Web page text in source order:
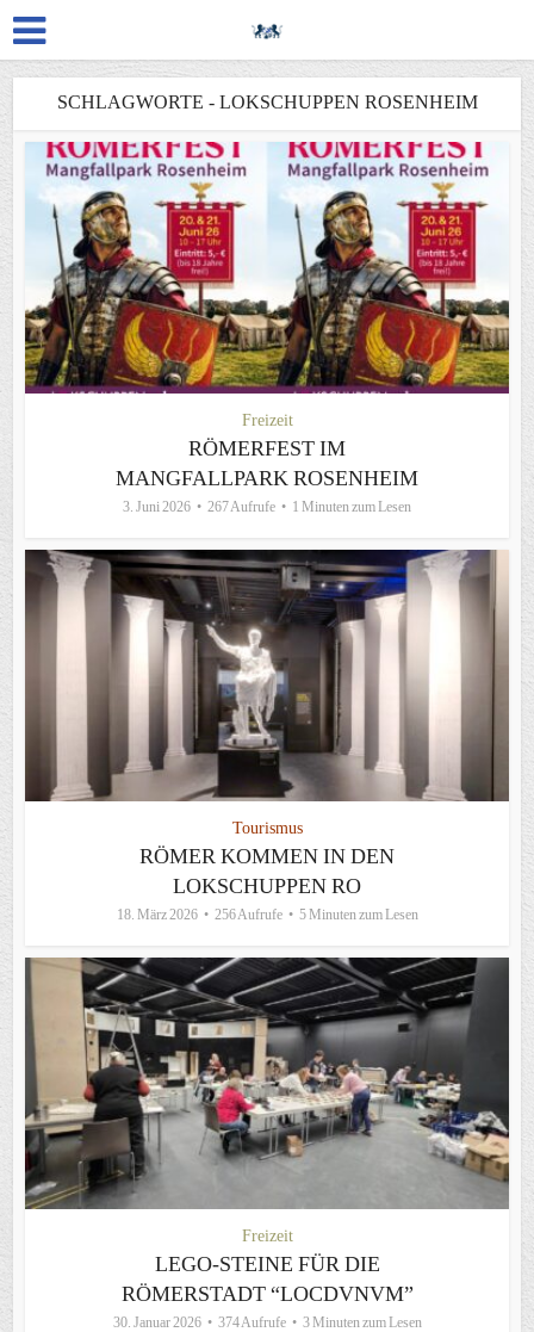
SCHLAGWORTE - LOKSCHUPPEN ROSENHEIM
Freizeit
RÖMERFEST IM
MANGFALLPARK ROSENHEIM
3. Juni 2026 267 Aufrufe 1 Minuten zum Lesen
Tourismus
RÖMER KOMMEN IN DEN
LOKSCHUPPEN RO
18. März 2026 256 Aufrufe 5 Minuten zum Lesen
Freizeit
LEGO-STEINE FÜR DIE
RÖMERSTADT “LOCDVNVM”
30. Januar 2026 374 Aufrufe 3 Minuten zum Lesen